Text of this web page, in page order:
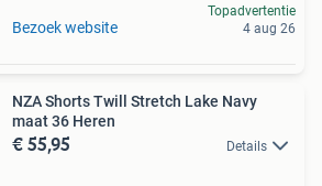
Bezoek website
Topadvertentie
4 aug 26
NZA Shorts Twill Stretch Lake Navy
maat 36 Heren
€ 55,95 Details